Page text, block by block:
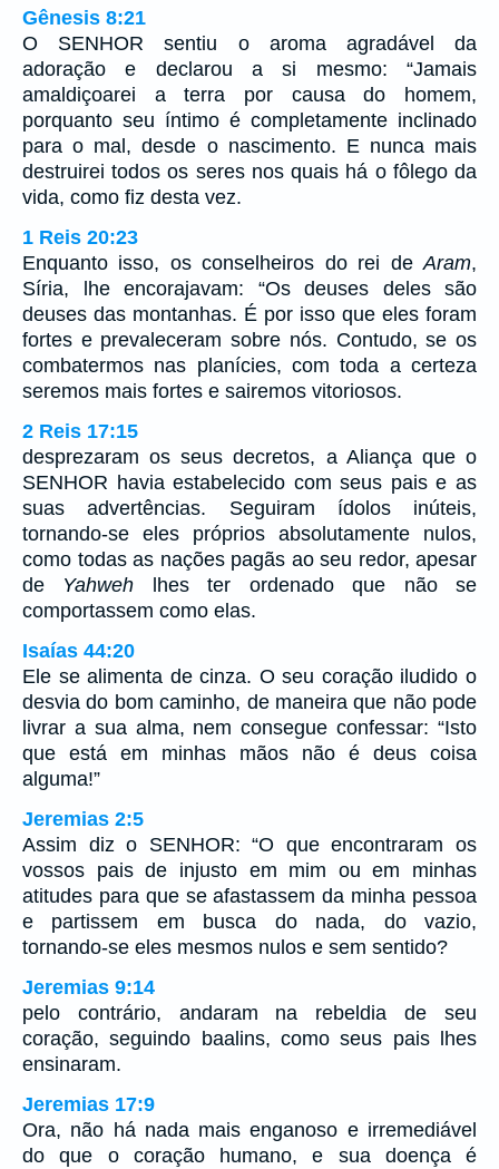
Gênesis 8:21
O SENHOR sentiu o aroma agradável da
adoração e declarou a si mesmo: “Jamais
amaldiçoarei a terra por causa do homem,
porquanto seu íntimo é completamente inclinado
para o mal, desde o nascimento. E nunca mais
destruirei todos os seres nos quais há o fôlego da
vida, como fiz desta vez.
1 Reis 20:23
Enquanto isso, os conselheiros do rei deAram,
Síria, lhe encorajavam: “Os deuses deles são
deuses das montanhas. É por isso que eles foram
fortes e prevaleceram sobre nós. Contudo, se os
combatermos nas planícies, com toda a certeza
seremos mais fortes e sairemos vitoriosos.
2 Reis 17:15
desprezaram os seus decretos, a Aliança que o
SENHOR havia estabelecido com seus pais e as
suas advertências. Seguiram ídolos inúteis,
tornando-se eles próprios absolutamente nulos,
como todas as nações pagãs ao seu redor, apesar
de Yahweh lhes ter ordenado que não se
comportassem como elas.
Isaías 44:20
Ele se alimenta de cinza. O seu coração iludido o
desvia do bom caminho, de maneira que não pode
livrar a sua alma, nem consegue confessar: “Isto
que está em minhas mãos não é deus coisa
alguma!”
Jeremias 2:5
Assim diz o SENHOR: “O que encontraram os
vossos pais de injusto em mim ou em minhas
atitudes para que se afastassem da minha pessoa
e partissem em busca do nada, do vazio,
tornando-se eles mesmos nulos e sem sentido?
Jeremias 9:14
pelo contrário, andaram na rebeldia de seu
coração, seguindo baalins, como seus pais lhes
ensinaram.
Jeremias 17:9
Ora, não há nada mais enganoso e irremediável
do que o coração humano, e sua doença é